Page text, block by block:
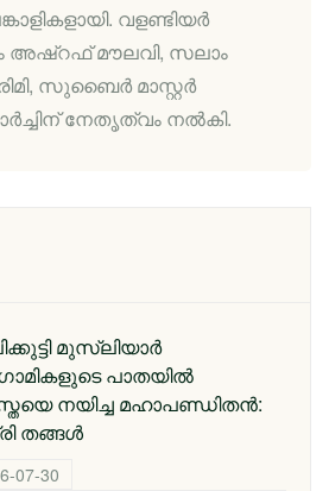
വളണ്ടിയർ
അഷ്‌റഫ് മൗലവി, സലാം
സുബൈർ മാസ്റ്റർ
നേതൃത്വം നൽകി.
മുസ്‌ലിയാർ
പാതയിൽ
നയിച്ച മഹാപണ്ഡിതൻ:
തങ്ങൾ
07-30